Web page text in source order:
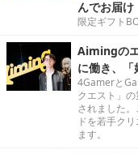
んでお届け
限定ギフト
Aimingの
に働き、「
4Gamerと
クエスト」
されました
ドを若手ク
ます。